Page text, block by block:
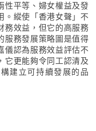
性平等、婦女權益及發
。縱使「香港女聲」不
務效益，但它的高服務
服務發展策略圖是值得
儀認為服務效益評估不
它更能夠令同工認清及
建立可持續發展的品